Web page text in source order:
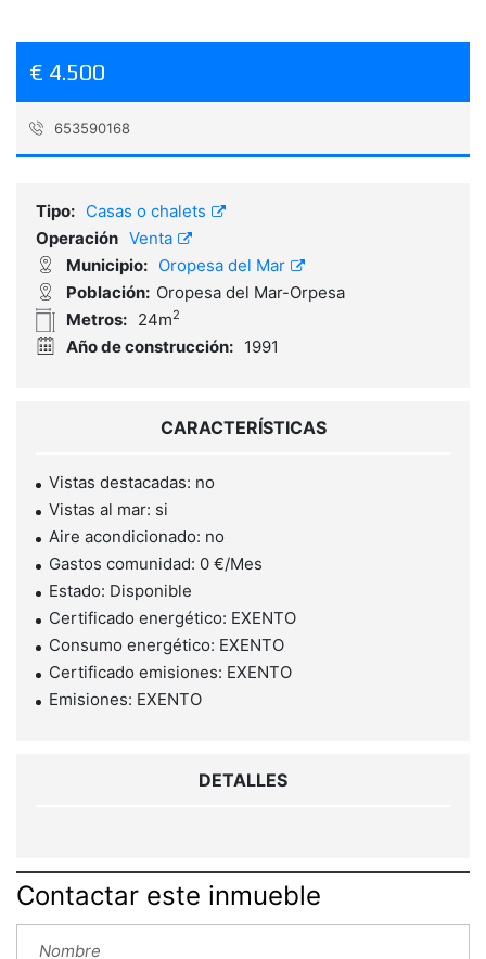
€ 4.500
653590168
Tipo: Casas o chalets
Operación Venta
Municipio: Oropesa del Mar
Población: Oropesa del Mar-Orpesa
Metros: 24m2
Año de construcción: 1991
CARACTERÍSTICAS
Vistas destacadas: no
Vistas al mar: si
Aire acondicionado: no
Gastos comunidad: 0 €/Mes
Estado: Disponible
Certificado energético: EXENTO
Consumo energético: EXENTO
Certificado emisiones: EXENTO
Emisiones: EXENTO
DETALLES
Contactar este inmueble